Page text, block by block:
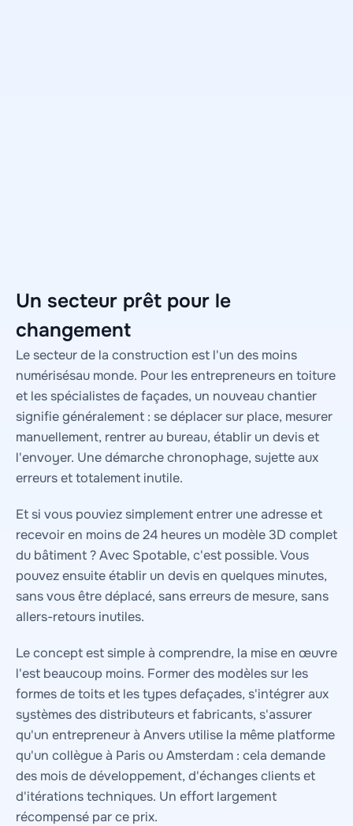
Un secteur prêt pour le
changement
Le secteur de la construction est l'un des moins
numérisésau monde. Pour les entrepreneurs en toiture
et les spécialistes de façades, un nouveau chantier
signifie généralement : se déplacer sur place, mesurer
manuellement, rentrer au bureau, établir un devis et
l'envoyer. Une démarche chronophage, sujette aux
erreurs et totalement inutile.
Et si vous pouviez simplement entrer une adresse et
recevoir en moins de 24 heures un modèle 3D complet
du bâtiment ? Avec Spotable, c'est possible. Vous
pouvez ensuite établir un devis en quelques minutes,
sans vous être déplacé, sans erreurs de mesure, sans
allers-retours inutiles.
Le concept est simple à comprendre, la mise en œuvre
l'est beaucoup moins. Former des modèles sur les
formes de toits et les types defaçades, s'intégrer aux
systèmes des distributeurs et fabricants, s'assurer
qu'un entrepreneur à Anvers utilise la même platforme
qu'un collègue à Paris ou Amsterdam : cela demande
des mois de développement, d'échanges clients et
d'itérations techniques. Un effort largement
récompensé par ce prix.